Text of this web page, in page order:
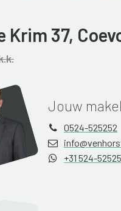
Krim 37,
Jouw
0524-525252
+31 524-